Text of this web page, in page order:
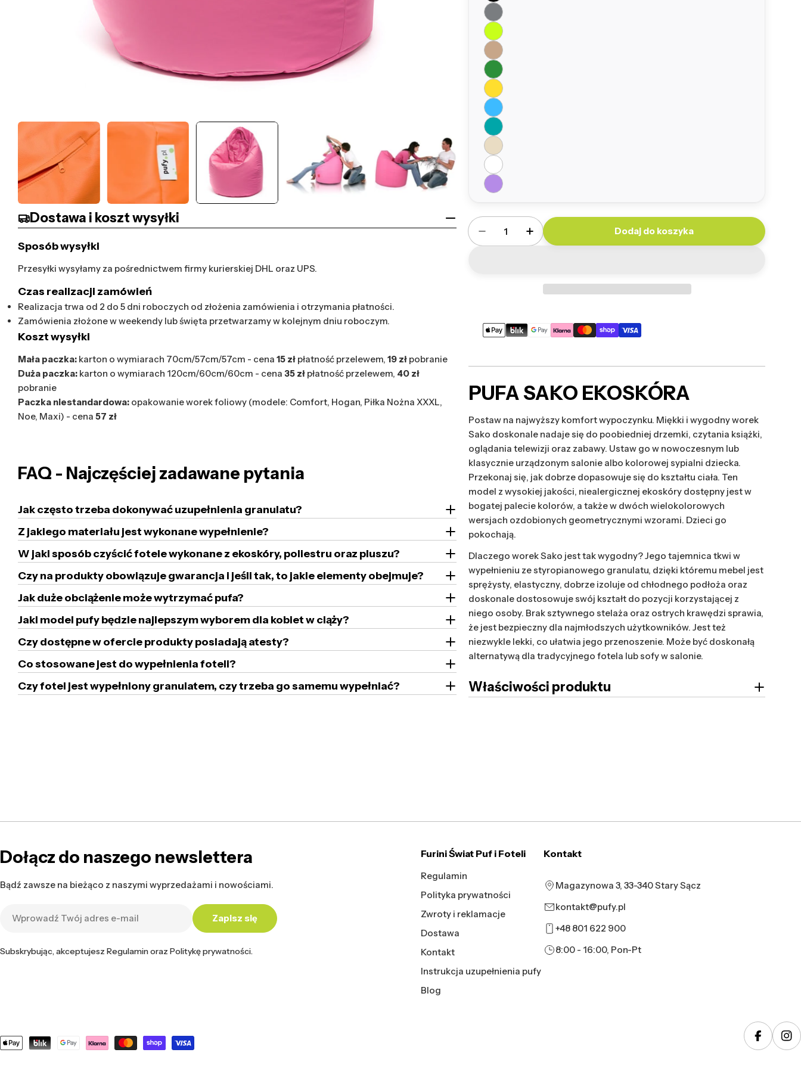
Dostawa i koszt wysyłki
Sposób wysyłki
Przesyłki wysyłamy za pośrednictwem firmy kurierskiej DHL oraz UPS.
Czas realizacji zamówień
Realizacja trwa od 2 do 5 dni roboczych od złożenia zamówienia i otrzymania płatności.
Zamówienia złożone w weekendy lub święta przetwarzamy w kolejnym dniu roboczym.
Koszt wysyłki
Mała paczka: karton o wymiarach 70cm/57cm/57cm - cena 15 zł płatność przelewem, 19 zł pobranie
Duża paczka: karton o wymiarach 120cm/60cm/60cm - cena 35 zł płatność przelewem, 40 zł
pobranie
Paczka niestandardowa: opakowanie worek foliowy (modele: Comfort, Hogan, Piłka Nożna XXXL,
Noe, Maxi) - cena 57 zł
FAQ - Najczęściej zadawane pytania
Jak często trzeba dokonywać uzupełnienia granulatu?
Z jakiego materiału jest wykonane wypełnienie?
W jaki sposób czyścić fotele wykonane z ekoskóry, poliestru oraz pluszu?
Czy na produkty obowiązuje gwarancja i jeśli tak, to jakie elementy obejmuje?
Jak duże obciążenie może wytrzymać pufa?
Jaki model pufy będzie najlepszym wyborem dla kobiet w ciąży?
Czy dostępne w ofercie produkty posiadają atesty?
Co stosowane jest do wypełnienia foteli?
Czy fotel jest wypełniony granulatem, czy trzeba go samemu wypełniać?
Ilość
Zmniejsz ilość dla Worek Sako Ekoskóra
Zwiększ ilość dla Worek Sako Ekoskóra
Dodaj do koszyka
Metody
PUFA SAKO EKOSKÓRA
Postaw na najwyższy komfort wypoczynku. Miękki i wygodny worek
Sako doskonale nadaje się do poobiedniej drzemki, czytania książki,
oglądania telewizji oraz zabawy. Ustaw go w nowoczesnym lub
klasycznie urządzonym salonie albo kolorowej sypialni dziecka.
Przekonaj się, jak dobrze dopasowuje się do kształtu ciała. Ten
model z wysokiej jakości, niealergicznej ekoskóry dostępny jest w
bogatej palecie kolorów, a także w dwóch wielokolorowych
wersjach ozdobionych geometrycznymi wzorami. Dzieci go
pokochają.
Dlaczego worek Sako jest tak wygodny? Jego tajemnica tkwi w
wypełnieniu ze styropianowego granulatu, dzięki któremu mebel jest
sprężysty, elastyczny, dobrze izoluje od chłodnego podłoża oraz
doskonale dostosowuje swój kształt do pozycji korzystającej z
niego osoby. Brak sztywnego stelaża oraz ostrych krawędzi sprawia,
że jest bezpieczny dla najmłodszych użytkowników. Jest też
niezwykle lekki, co ułatwia jego przenoszenie. Może być doskonałą
alternatywą dla tradycyjnego fotela lub sofy w salonie.
Właściwości produktu
Dołącz do naszego newslettera
Bądź zawsze na bieżąco z naszymi wyprzedażami i nowościami.
Zapisz się
Subskrybując, akceptujesz Regulamin oraz Politykę prywatności.
Furini Świat Puf i Foteli
Regulamin
Polityka prywatności
Zwroty i reklamacje
Dostawa
Kontakt
Instrukcja uzupełnienia pufy
Blog
Kontakt
Magazynowa 3, 33-340 Stary Sącz
kontakt@pufy.pl
+48 801 622 900
8:00 - 16:00, Pon-Pt
Metody